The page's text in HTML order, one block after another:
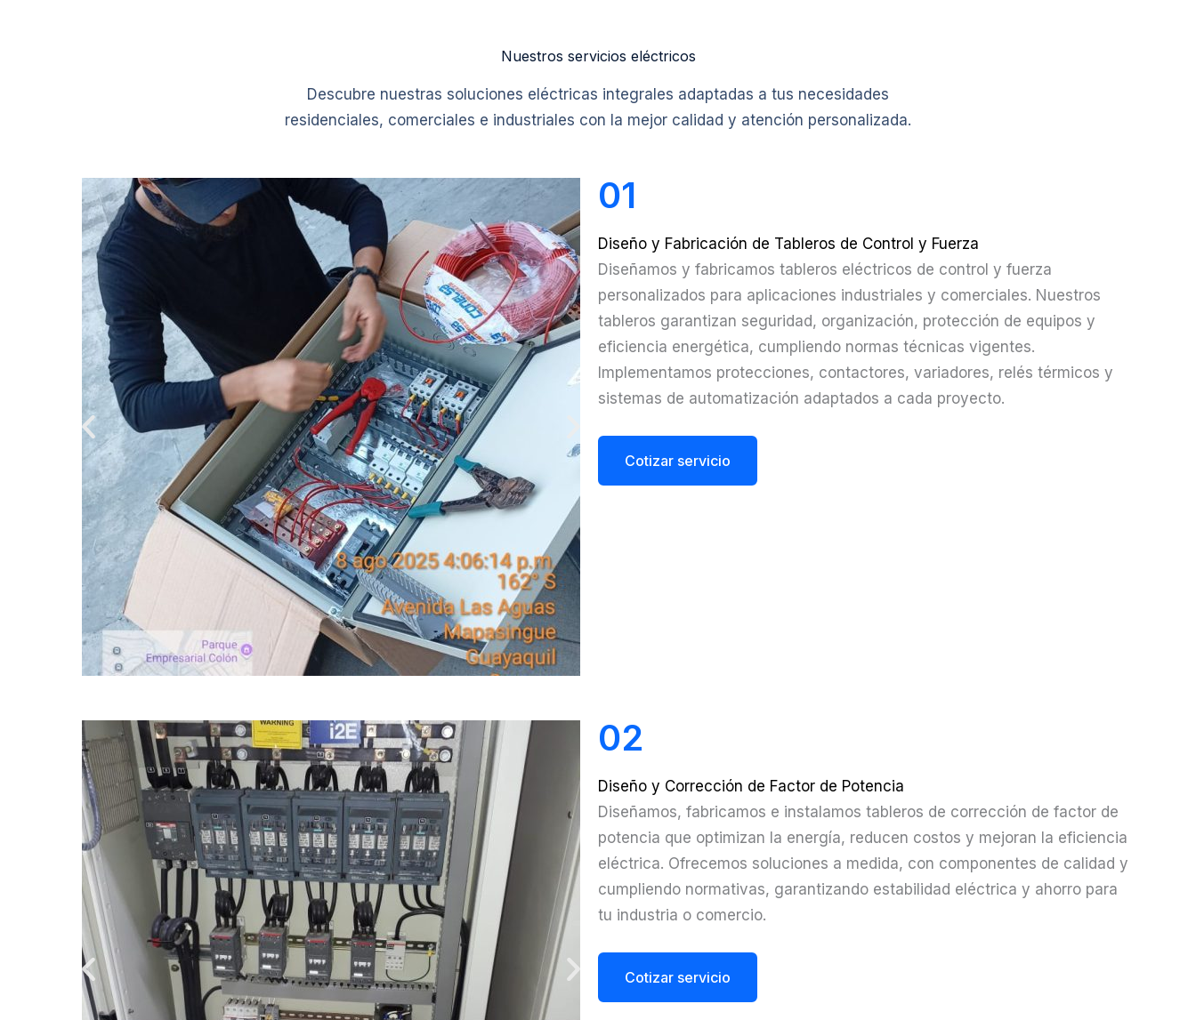
Nuestros servicios eléctricos
Descubre nuestras soluciones eléctricas integrales adaptadas a tus necesidades
residenciales, comerciales e industriales con la mejor calidad y atención personalizada.​
01
Diseño y Fabricación de Tableros de Control y Fuerza
Diseñamos y fabricamos tableros eléctricos de control y fuerza
personalizados para aplicaciones industriales y comerciales. Nuestros
tableros garantizan seguridad, organización, protección de equipos y
eficiencia energética, cumpliendo normas técnicas vigentes.
Implementamos protecciones, contactores, variadores, relés térmicos y
sistemas de automatización adaptados a cada proyecto.
Cotizar servicio
02
Diseño y Corrección de Factor de Potencia
Diseñamos, fabricamos e instalamos tableros de corrección de factor de
potencia que optimizan la energía, reducen costos y mejoran la eficiencia
eléctrica. Ofrecemos soluciones a medida, con componentes de calidad y
cumpliendo normativas, garantizando estabilidad eléctrica y ahorro para
tu industria o comercio.
Cotizar servicio